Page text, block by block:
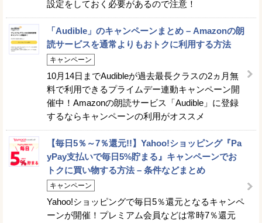
設定をしておく必要があるので注意！
「Audible」のキャンペーンまとめ – Amazonの朗
読サービスを通常よりもおトクに利用する方法
キャンペーン
10月14日までAudibleが過去最長クラスの2ヵ月無
料で利用できるプライムデー連動キャンペーン開
催中！Amazonの朗読サービス「Audible」に登録
するならキャンペーンの利用がオススメ
【毎日5％～7％還元!!】Yahoo!ショッピング『Pa
yPay支払いで毎日5%貯まる』キャンペーンでお
トクに買い物する方法 – 条件などまとめ
キャンペーン
Yahoo!ショッピングで毎日5％還元となるキャンペ
ーンが開催！プレミアム会員などは常時7％還元